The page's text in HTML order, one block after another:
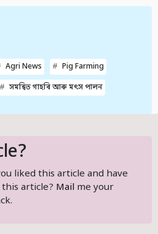
Agri News Pig Farming
সমন্বিত গাহৰি আৰু মৎস পালন
liked this article and have
article? Mail me your